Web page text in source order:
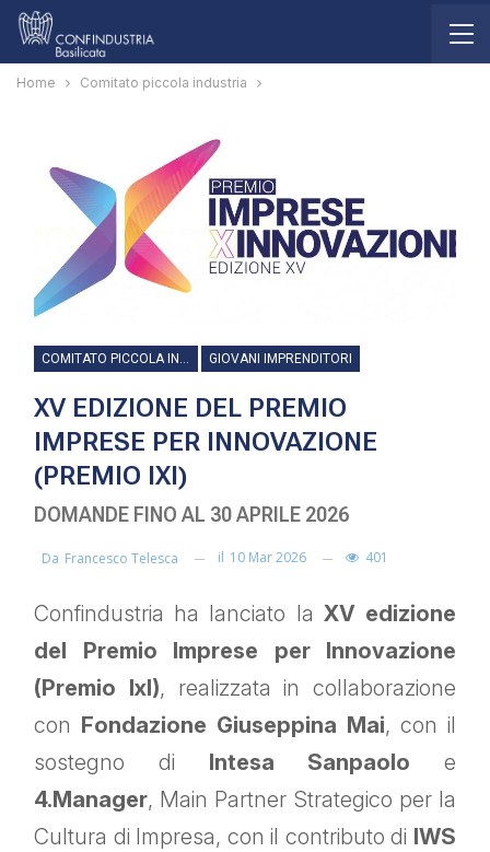
Home Comitato piccola industria
COMITATO PICCOLA INDUSTRIA GIOVANI IMPRENDITORI
XV EDIZIONE DEL PREMIO
IMPRESE PER INNOVAZIONE
(PREMIO IXI)
DOMANDE FINO AL 30 APRILE 2026
Da Francesco Telesca il 10 Mar 2026 401
Confindustria ha lanciato la XV edizione
del Premio Imprese per Innovazione
(Premio IxI), realizzata in collaborazione
con Fondazione Giuseppina Mai, con il
sostegno di Intesa Sanpaolo e
4.Manager, Main Partner Strategico per la
Cultura di Impresa, con il contributo di IWS